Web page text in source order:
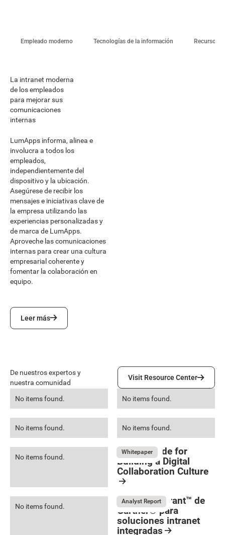
Empleado moderno Tecnologías de la información Recursos
La intranet moderna
de los empleados
para mejorar sus
comunicaciones
internas
LumApps informa, alinea e
involucra a todos los
empleados,
independientemente del
dispositivo y la ubicación.
Asegúrese de recibir los
mensajes e iniciativas clave de
la empresa utilizando las
experiencias personalizadas y
de marca de LumApps.
Aproveche las comunicaciones
internas para crear una cultura
empresarial coherente y
fomentar la colaboración en
equipo.
Leer más
Leer más
De nuestros expertos y
nuestra comunidad
Visit Resource Center
Visit Resource Center
No items found. No items found.
No items found. No items found.
No items found.
Whitepaper
The IT Guide for
Building a Digital
Collaboration Culture
No items found.
Analyst Report
Magic Quadrant™ de
Gartner® para
soluciones intranet
integradas